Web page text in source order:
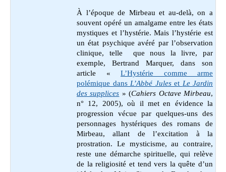
À l’époque de Mirbeau et au-delà, on a
souvent opéré un amalgame entre les états
mystiques et l’hystérie. Mais l’hystérie est
un état psychique avéré par l’observation
clinique, telle que nous la livre, par
exemple, Bertrand Marquer, dans son
article « L’Hystérie comme arme
polémique dans L’Abbé Jules et Le Jardin
des supplices » (Cahiers Octave Mirbeau,
n° 12, 2005), où il met en évidence la
progression vécue par quelques-uns des
personnages hystériques des romans de
Mirbeau, allant de l’excitation à la
prostration. Le mysticisme, au contraire,
reste une démarche spirituelle, qui relève
de la religiosité et tend vers la quête d’un